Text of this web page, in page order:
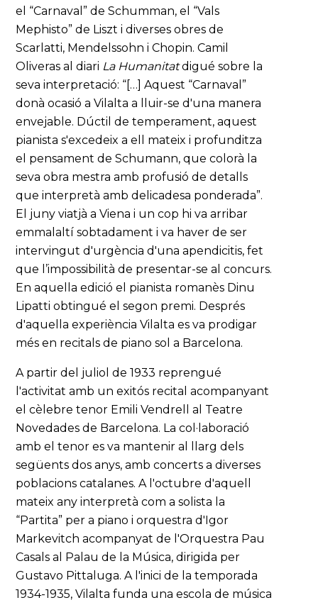
el “Carnaval” de Schumman, el “Vals
Mephisto” de Liszt i diverses obres de
Scarlatti, Mendelssohn i Chopin. Camil
Oliveras al diari La Humanitatdigué sobre la
seva interpretació: “[…] Aquest “Carnaval”
donà ocasió a Vilalta a lluir-se d'una manera
envejable. Dúctil de temperament, aquest
pianista s'excedeix a ell mateix i profunditza
el pensament de Schumann, que colorà la
seva obra mestra amb profusió de detalls
que interpretà amb delicadesa ponderada”.
El juny viatjà a Viena i un cop hi va arribar
emmalaltí sobtadament i va haver de ser
intervingut d'urgència d'una apendicitis, fet
que l’impossibilità de presentar-se al concurs.
En aquella edició el pianista romanès Dinu
Lipatti obtingué el segon premi. Després
d'aquella experiència Vilalta es va prodigar
més en recitals de piano sol a Barcelona.
A partir del juliol de 1933 reprengué
l'activitat amb un exitós recital acompanyant
el cèlebre tenor Emili Vendrell al Teatre
Novedades de Barcelona. La col·laboració
amb el tenor es va mantenir al llarg dels
següents dos anys, amb concerts a diverses
poblacions catalanes. A l'octubre d'aquell
mateix any interpretà com a solista la
“Partita” per a piano i orquestra d'Igor
Markevitch acompanyat de l'Orquestra Pau
Casals al Palau de la Música, dirigida per
Gustavo Pittaluga. A l'inici de la temporada
1934-1935, Vilalta funda una escola de música